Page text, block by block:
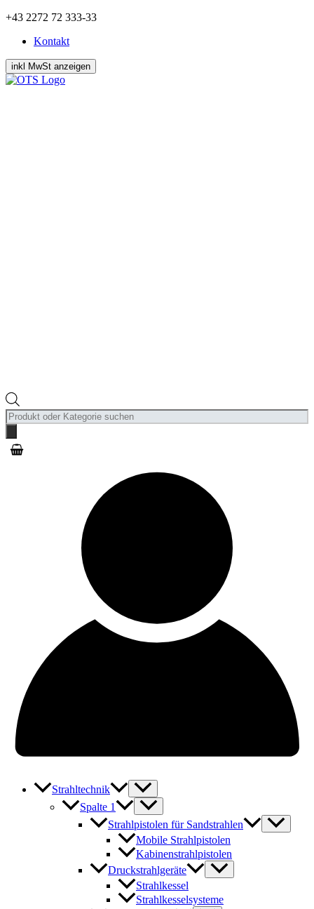
Zum
springen
+43 2272 72 333-33
Kontakt
Products
search
Strahltechnik
Spalte 1
Strahlpistolen für Sandstrahlen
Mobile Strahlpistolen
Kabinenstrahlpistolen
Druckstrahlgeräte
Strahlkessel
Strahlkesselsysteme